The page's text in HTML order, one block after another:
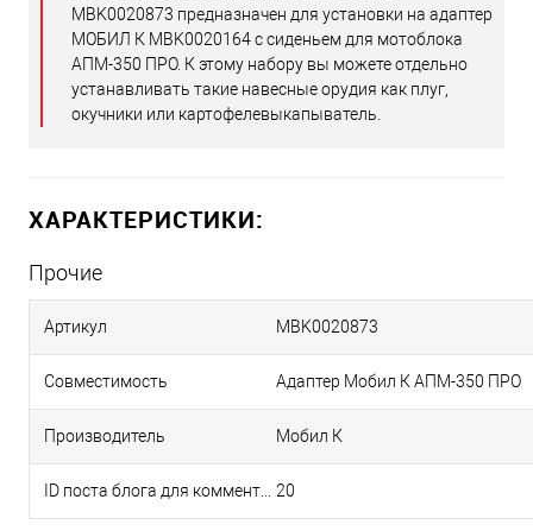
MBK0020873 предназначен для установки на адаптер
МОБИЛ К MBK0020164 с сиденьем для мотоблока
АПМ-350 ПРО. К этому набору вы можете отдельно
устанавливать такие навесные орудия как плуг,
окучники или картофелевыкапыватель.
ХАРАКТЕРИСТИКИ:
Прочие
Артикул MBK0020873
Совместимость Адаптер Мобил К АПМ-350 ПРО
Производитель Мобил К
20